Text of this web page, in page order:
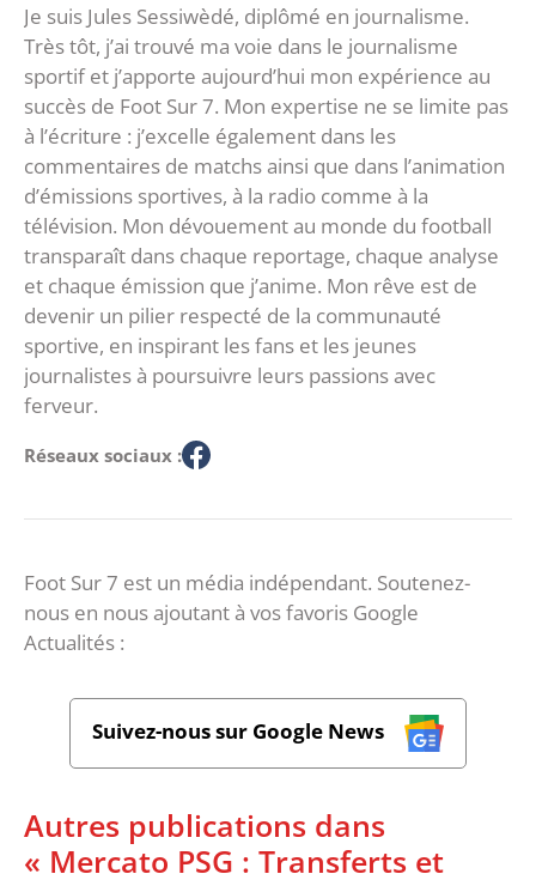
Je suis Jules Sessiwèdé, diplômé en journalisme.
Très tôt, j’ai trouvé ma voie dans le journalisme
sportif et j’apporte aujourd’hui mon expérience au
succès de Foot Sur 7. Mon expertise ne se limite pas
à l’écriture : j’excelle également dans les
commentaires de matchs ainsi que dans l’animation
d’émissions sportives, à la radio comme à la
télévision. Mon dévouement au monde du football
transparaît dans chaque reportage, chaque analyse
et chaque émission que j’anime. Mon rêve est de
devenir un pilier respecté de la communauté
sportive, en inspirant les fans et les jeunes
journalistes à poursuivre leurs passions avec
ferveur.
Réseaux sociaux :
Foot Sur 7 est un média indépendant. Soutenez-
nous en nous ajoutant à vos favoris Google
Actualités :
Suivez-nous sur Google News
Autres publications dans
« Mercato PSG : Transferts et